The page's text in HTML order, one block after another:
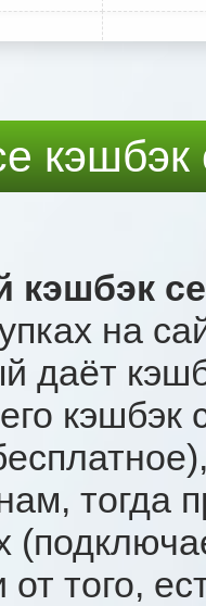
кэшбэк
на
даёт
кэшбэк
тогда
от того,